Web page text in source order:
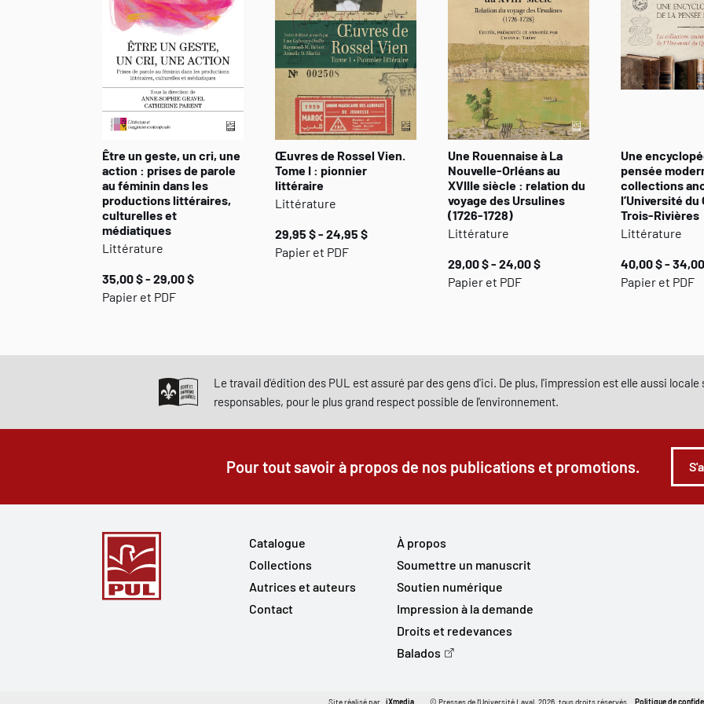
Être un geste, un cri, une
action : prises de parole
au féminin dans les
productions littéraires,
culturelles et
médiatiques
Littérature
35,00 $ - 29,00 $
Papier et PDF
Œuvres de Rossel Vien.
Tome I : pionnier
littéraire
Littérature
29,95 $ - 24,95 $
Papier et PDF
Une Rouennaise à La
Nouvelle-Orléans au
XVIIIe siècle : relation du
voyage des Ursulines
(1726-1728)
Littérature
29,00 $ - 24,00 $
Papier et PDF
Une
pensée
collections
l’Université du
Trois-Rivières
Littérature
40,00 $ -
Papier et PDF
Le travail d'édition des PUL est assuré par des gens d'ici. De plus, l'impression est elle aussi
responsables, pour le plus grand respect possible de l'environnement.
Pour tout savoir à propos de nos publications et promotions.
Catalogue
Collections
Autrices et auteurs
Contact
À propos
Soumettre un manuscrit
Soutien numérique
Impression à la demande
Droits et redevances
Balados
Site réalisé par iXmedia © Presses de l'Université Laval, 2026, tous droits réservés. Politique de